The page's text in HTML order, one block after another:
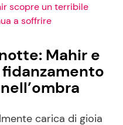
scopre un terribile
a soffrire
Mahir e
carica di gioia